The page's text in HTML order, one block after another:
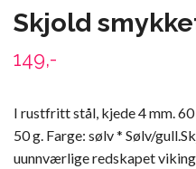
Skjold
149,-
I rustfritt stål, kjede 4 mm.
50 g. Farge: sølv * Sølv/
uunnværlige redskapet